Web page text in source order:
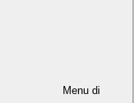
Menu di